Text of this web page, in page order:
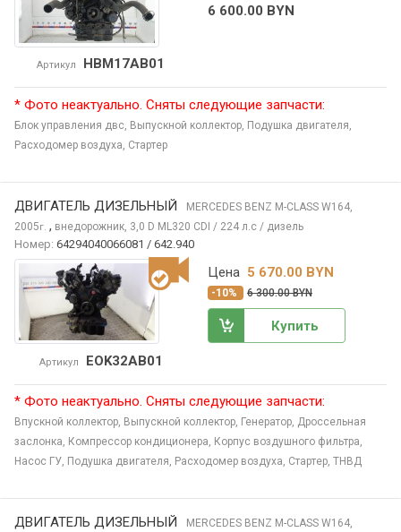
Артикул HBM17AB01
6 600.00 BYN
* Фото неактуально. Сняты следующие запчасти:
Блок управления двс, Выпускной коллектор, Подушка двигателя,
Расходомер воздуха, Стартер
ДВИГАТЕЛЬ ДИЗЕЛЬНЫЙ MERCEDES BENZ M-CLASS W164,
2005г. , внедорожник, 3,0 D ML320 CDI / 224 л.с / дизель
Номер: 64294040066081 / 642.940
Артикул EOK32AB01
Цена 5 670.00 BYN
-10% 6 300.00 BYN
Купить
* Фото неактуально. Сняты следующие запчасти:
Впускной коллектор, Выпускной коллектор, Генератор, Дроссельная
заслонка, Компрессор кондиционера, Корпус воздушного фильтра,
Насос ГУ, Подушка двигателя, Расходомер воздуха, Стартер, ТНВД
ДВИГАТЕЛЬ ДИЗЕЛЬНЫЙ MERCEDES BENZ M-CLASS W164,